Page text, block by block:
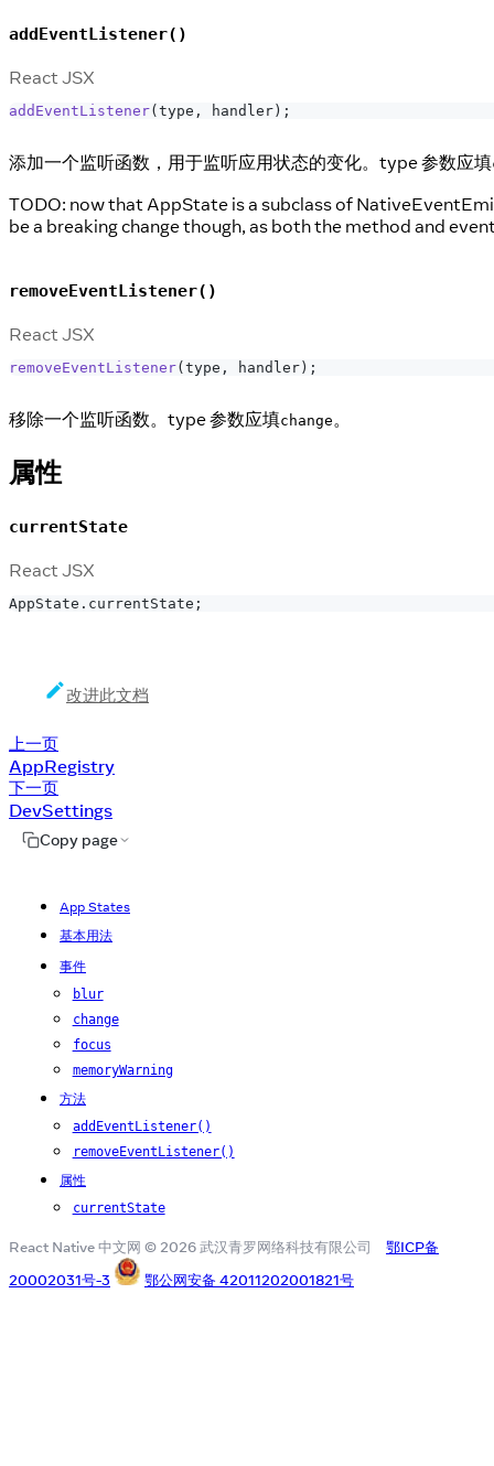
addEventListener()
React JSX
addEventListener( type , handler ) ;
添加一个监听函数，用于监听应用状态的变化。type 参数应填
TODO: now that AppState is a subclass of
be a breaking change though, as both the method and
removeEventListener()
React JSX
removeEventListener(type , handler) ;
移除一个监听函数。type 参数应填change 。
属性
currentState
React JSX
AppState . currentState ;
改进此文档
上一页
AppRegistry
下一页
DevSettings
Copy page
App States
基本用法
事件
blur
change
focus
memoryWarning
方法
addEventListener()
removeEventListener()
属性
currentState
React Native 中文网 © 2026 武汉青罗网络科技有限公司
鄂ICP备
20002031号-3
鄂公网安备 42011202001821号